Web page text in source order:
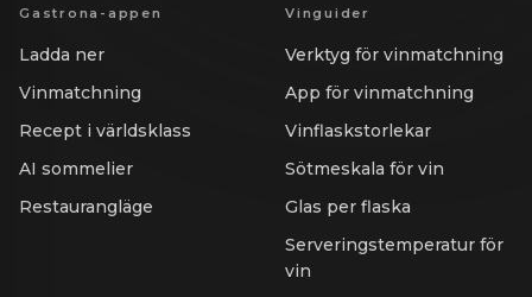
Gastrona-appen
Ladda ner
Vinmatchning
Recept i världsklass
AI sommelier
Restaurangläge
Vinguider
Verktyg för vinmatchning
App för vinmatchning
Vinflaskstorlekar
Sötmeskala för vin
Glas per flaska
Serveringstemperatur för
vin